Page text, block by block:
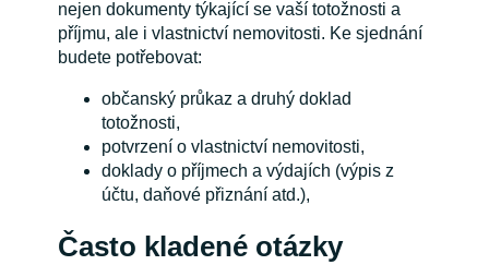
nejen dokumenty týkající se vaší totožnosti a
příjmu, ale i vlastnictví nemovitosti. Ke sjednání
budete potřebovat:
občanský průkaz a druhý doklad
totožnosti,
potvrzení o vlastnictví nemovitosti,
doklady o příjmech a výdajích (výpis z
účtu, daňové přiznání atd.),
Často kladené otázky